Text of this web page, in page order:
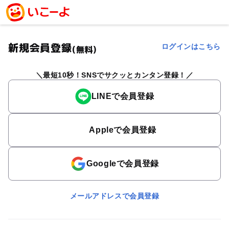
新規会員登録(無料) ログインはこちら
最短10秒！SNSでサクッとカンタン登録！
LINEで会員登録
Appleで会員登録
Googleで会員登録
メールアドレスで会員登録